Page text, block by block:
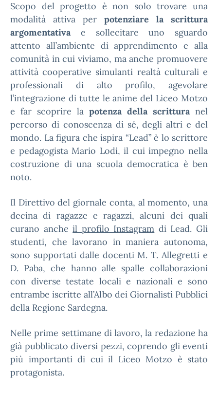
Scopo del progetto è non solo trovare una
modalità attiva per potenziare la scrittura
argomentativae sollecitare uno sguardo
attento all’ambiente di apprendimento e alla
comunità in cui viviamo, ma anche promuovere
attività cooperative simulanti realtà culturali e
professionali di alto profilo, agevolare
l’integrazione di tutte le anime del Liceo Motzo
e far scoprire la potenza della scritturanel
percorso di conoscenza di sé, degli altri e del
mondo. La figura che ispira “Lead” è lo scrittore
e pedagogista Mario Lodi, il cui impegno nella
costruzione di una scuola democratica è ben
noto.
Il Direttivo del giornale conta, al momento, una
decina di ragazze e ragazzi, alcuni dei quali
curano ancheil profilo Instagram di Lead. Gli
studenti, che lavorano in maniera autonoma,
sono supportati dalle docenti M. T. Allegretti e
D. Paba, che hanno alle spalle collaborazioni
con diverse testate locali e nazionali e sono
entrambe iscritte all’Albo dei Giornalisti Pubblici
della Regione Sardegna.
Nelle prime settimane di lavoro, la redazione ha
già pubblicato diversi pezzi, coprendo gli eventi
più importanti di cui il Liceo Motzo è stato
protagonista.